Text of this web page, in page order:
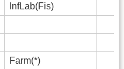
InfLab(Fis)
Farm(*)